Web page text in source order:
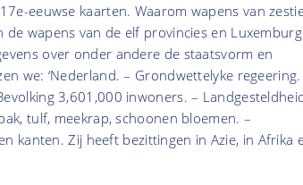
eeuwse kaarten. Waarom wapens van
de wapens van de elf provincies en Luxemburg
over onder andere de staatsvorm en
we: ‘Nederland. – Grondwettelyke regeering.
3,601,000 inwoners. –
tulf, meekrap, schoonen bloemen. –
kanten. Zij heeft bezittingen in Azie, in Afrika